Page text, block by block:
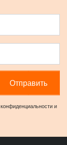
Отправить
и